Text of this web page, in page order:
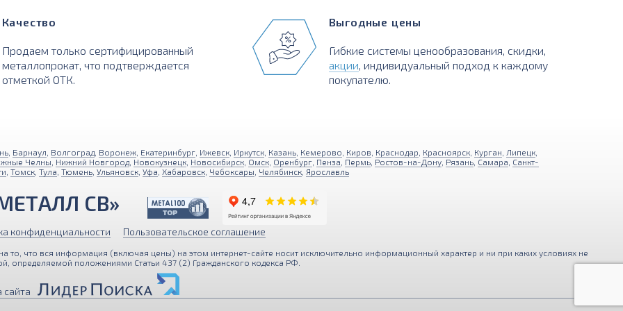
Качество
Продаем только сертифицированный
металлопрокат, что подтверждается
отметкой ОТК.
Выгодные цены
Гибкие системы ценообразования, скидки,
акции, индивидуальный подход к каждому
покупателю.
Барнаул Волгоград Воронеж Екатеринбург Ижевск Иркутск Казань Кемерово Киров Краснодар Красноярск Курган Липецк
Челны Нижний Новгород Новокузнецк Новосибирск Омск Оренбург Пенза Пермь Ростов-на-Дону Рязань Самара Санкт-
Томск Тула Тюмень Ульяновск Уфа Хабаровск Чебоксары Челябинск Ярославль
СВ»
конфиденциальности Пользовательское соглашение
то, что вся информация (включая цены) на этом интернет-сайте носит исключительно информационный характер и ни при каких условиях не
определяемой положениями Статьи 437 (2) Гражданского кодекса РФ.
сайта
данные с помощью Яндекс Метрики для улучшения функциональности и удобства
вы подтверждаете свое согласие сПолитикой обработки персональных данных.